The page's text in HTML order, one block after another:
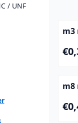
/ UNF
m3
m8